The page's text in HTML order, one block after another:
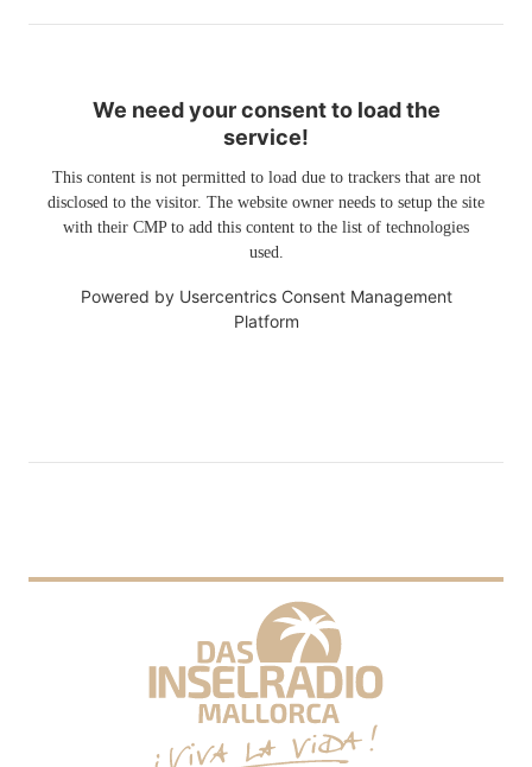
We need your consent to load the
service!
This content is not permitted to load due to trackers that are not
disclosed to the visitor. The website owner needs to setup the site
with their CMP to add this content to the list of technologies
used.
Powered by Usercentrics Consent Management
Platform